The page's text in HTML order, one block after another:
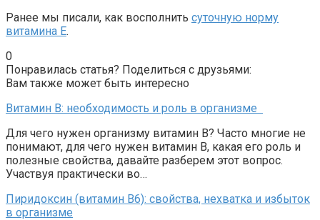
Ранее мы писали, как восполнить суточную норму
витамина Е.
0
Понравилась статья? Поделиться с друзьями:
Вам также может быть интересно
Витамин B: необходимость и роль в организме
Для чего нужен организму витамин B? Часто многие не
понимают, для чего нужен витамин B, какая его роль и
полезные свойства, давайте разберем этот вопрос.
Участвуя практически во…
Пиридоксин (витамин B6): свойства, нехватка и избыток
в организме